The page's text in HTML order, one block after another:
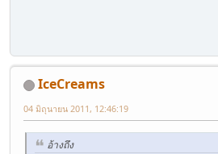
IceCreams
04 มิถุนายน 2011, 12:46:19
อ้างถึง